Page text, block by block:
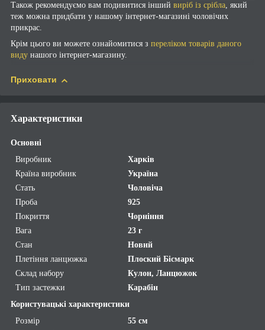
Також рекомендуємо вам подивитися інший виріб із срібла, який
теж можна придбати у нашому інтернет-магазині чоловічих
прикрас.
Крім цього ви можете ознайомитися з переліком товарів даного
виду нашого інтернет-магазину.
Приховати
Характеристики
Основні
Виробник
Харків
Країна виробник
Україна
Стать
Чоловіча
Проба
925
Покриття
Чорніння
Вага
23 г
Стан
Новий
Плетіння ланцюжка
Плоский Бісмарк
Склад набору
Кулон, Ланцюжок
Тип застежки
Карабін
Користувацькі характеристики
Розмір
55 см